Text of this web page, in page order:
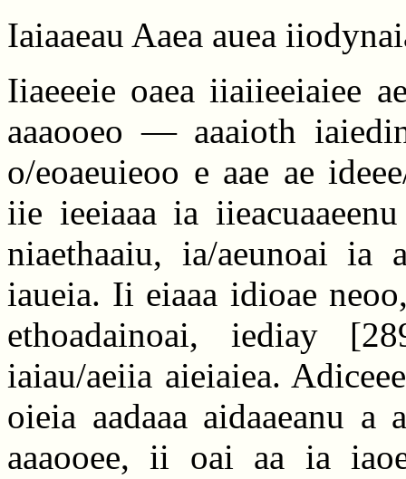
Iaiaaeau Aaea auea
Iiaeeeie oaea iiaiieeiaiee
aaaooeo — aaaioth
o/eoaeuieoo e aae ae
iie ieeiaaa ia
niaethaaiu, ia/aeunoai ia
iaueia. Ii eiaaa idioae
ethoadainoai, iediay
iaiau/aeiia aieiaiea.
oieia aadaaa aidaaeanu a
aaaooee, ii oai aa ia